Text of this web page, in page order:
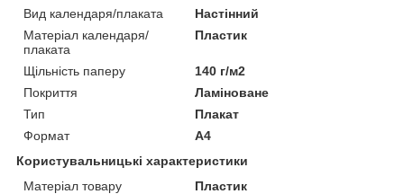
Вид календаря/плаката
Настінний
Матеріал календаря/
плаката
Пластик
Щільність паперу
140 г/м2
Покриття
Ламіноване
Тип
Плакат
Формат
A4
Користувальницькі характеристики
Матеріал товару
Пластик